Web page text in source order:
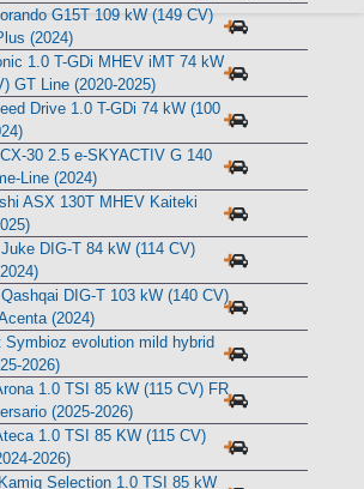
G15T 109 kW (149 CV)
(2024)
1.0 T-GDi MHEV iMT 74 kW
GT Line (2020-2025)
Drive 1.0 T-GDi 74 kW (100
30 2.5 e-SKYACTIV G 140
Line (2024)
ASX 130T MHEV Kaiteki
DIG-T 84 kW (114 CV)
DIG-T 103 kW (140 CV)
(2024)
Symbioz evolution mild hybrid
2026)
1.0 TSI 85 kW (115 CV) FR
(2025-2026)
1.0 TSI 85 KW (115 CV)
2026)